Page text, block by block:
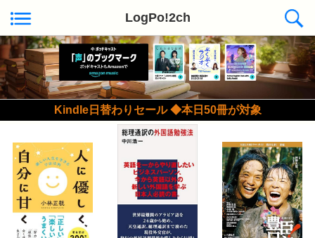
LogPo!2ch
Kindle日替わりセール ◆本日50冊が対象